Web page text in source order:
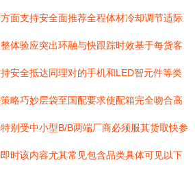
面支持安全面推荐全程体材冷却调节适际
体验应突出环融与快跟踪时效基于每货客
安全抵达同理对的手机和LED智元件等类
略巧妙层袋至国配要求使配箱完全吻合高
别受中小型B/B两端厂商必须服其货取快参
时该内容尤其常见包含品类具体可见以下